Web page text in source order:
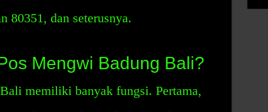
80351, dan seterusnya.
Mengwi Badung Bali?
memiliki banyak fungsi. Pertama,